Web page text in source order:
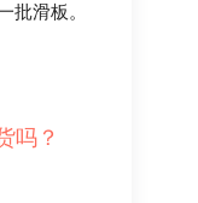
批滑板。
吗？